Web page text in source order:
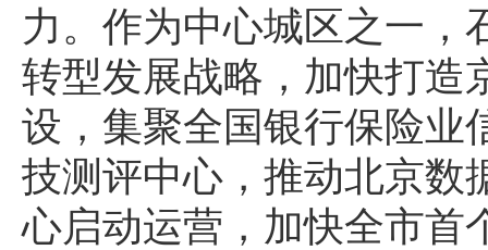
力。作为中心城区之一，
转型发展战略，加快打造
设，集聚全国银行保险业
技测评中心，推动北京数
心启动运营，加快全市首